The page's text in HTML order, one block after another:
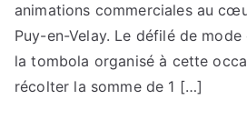
animations commerciales au
Puy-en-Velay. Le défilé de
la tombola organisé à cette
récolter la somme de 1 […]